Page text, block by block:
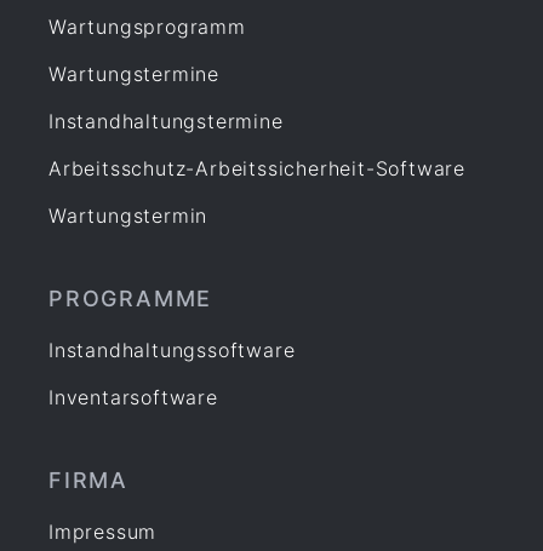
Wartungsprogramm
Wartungstermine
Instandhaltungstermine
Arbeitsschutz-Arbeitssicherheit-Software
Wartungstermin
PROGRAMME
Instandhaltungssoftware
Inventarsoftware
FIRMA
Impressum